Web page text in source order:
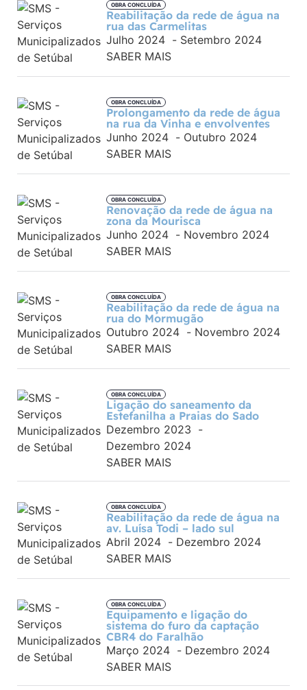
OBRA CONCLUÍDA
Reabilitação da rede de água na
rua das Carmelitas
Julho 2024 - Setembro 2024
SABER MAIS
OBRA CONCLUÍDA
Prolongamento da rede de água
na rua da Vinha e envolventes
Junho 2024 - Outubro 2024
SABER MAIS
OBRA CONCLUÍDA
Renovação da rede de água na
zona da Mourisca
Junho 2024 - Novembro 2024
SABER MAIS
OBRA CONCLUÍDA
Reabilitação da rede de água na
rua do Mormugão
Outubro 2024 - Novembro 2024
SABER MAIS
OBRA CONCLUÍDA
Ligação do saneamento da
Estefanilha a Praias do Sado
Dezembro 2023 -
Dezembro 2024
SABER MAIS
OBRA CONCLUÍDA
Reabilitação da rede de água na
av. Luísa Todi – lado sul
Abril 2024 - Dezembro 2024
SABER MAIS
OBRA CONCLUÍDA
Equipamento e ligação do
sistema do furo da captação
CBR4 do Faralhão
Março 2024 - Dezembro 2024
SABER MAIS